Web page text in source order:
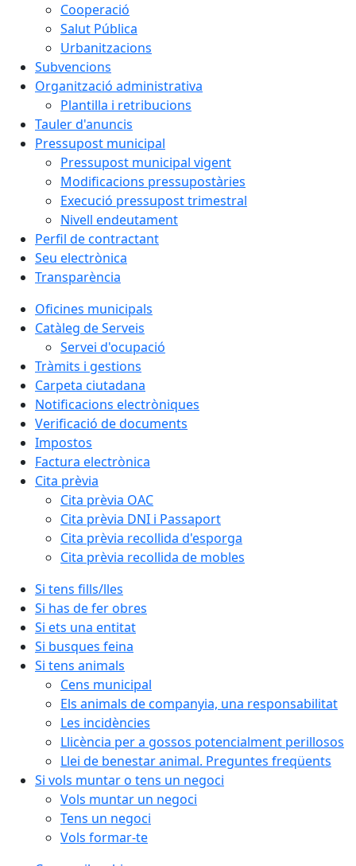
Cooperació
Salut Pública
Urbanitzacions
Subvencions
Organització administrativa
Plantilla i retribucions
Tauler d'anuncis
Pressupost municipal
Pressupost municipal vigent
Modificacions pressupostàries
Execució pressupost trimestral
Nivell endeutament
Perfil de contractant
Seu electrònica
Transparència
Oficines municipals
Catàleg de Serveis
Servei d'ocupació
Tràmits i gestions
Carpeta ciutadana
Notificacions electròniques
Verificació de documents
Impostos
Factura electrònica
Cita prèvia
Cita prèvia OAC
Cita prèvia DNI i Passaport
Cita prèvia recollida d'esporga
Cita prèvia recollida de mobles
Si tens fills/lles
Si has de fer obres
Si ets una entitat
Si busques feina
Si tens animals
Cens municipal
Els animals de companyia, una responsabilitat
Les incidències
Llicència per a gossos potencialment perillosos
Llei de benestar animal. Preguntes freqüents
Si vols muntar o tens un negoci
Vols muntar un negoci
Tens un negoci
Vols formar-te